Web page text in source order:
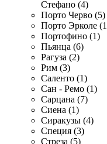
Стефано (4)
Порто Черво (5)
Порто Эрколе
Портофино (1)
Пьянца (6)
Рагуза (2)
Рим (3)
Саленто (1)
Сан - Ремо (1)
Сарцана (7)
Сиена (1)
Сиракузы (4)
Специя (3)
Стреза (5)